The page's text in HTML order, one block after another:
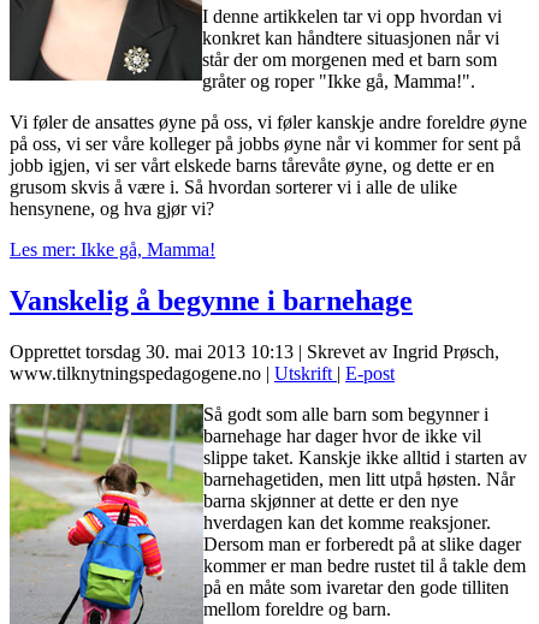
I denne artikkelen tar vi opp hvordan vi
konkret kan håndtere situasjonen når vi
står der om morgenen med et barn som
gråter og roper "Ikke gå, Mamma!".
Vi føler de ansattes øyne på oss, vi føler kanskje andre foreldre øyne
på oss, vi ser våre kolleger på jobbs øyne når vi kommer for sent på
jobb igjen, vi ser vårt elskede barns tårevåte øyne, og dette er en
grusom skvis å være i. Så hvordan sorterer vi i alle de ulike
hensynene, og hva gjør vi?
Les mer: Ikke gå, Mamma!
Vanskelig å begynne i barnehage
Opprettet torsdag 30. mai 2013 10:13 | Skrevet av Ingrid Prøsch,
www.tilknytningspedagogene.no | Utskrift | E-post
Så godt som alle barn som begynner i
barnehage har dager hvor de ikke vil
slippe taket. Kanskje ikke alltid i starten av
barnehagetiden, men litt utpå høsten. Når
barna skjønner at dette er den nye
hverdagen kan det komme reaksjoner.
Dersom man er forberedt på at slike dager
kommer er man bedre rustet til å takle dem
på en måte som ivaretar den gode tilliten
mellom foreldre og barn.